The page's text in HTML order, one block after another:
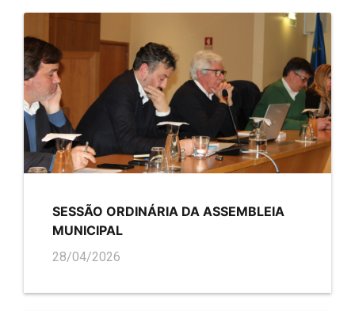
SESSÃO ORDINÁRIA DA ASSEMBLEIA
MUNICIPAL
28/04/2026